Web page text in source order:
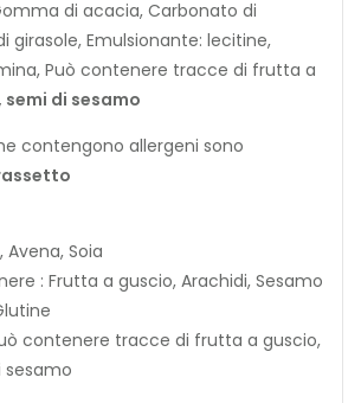
di acacia, Carbonato di
girasole, Emulsionante: lecitine,
Può contenere tracce di frutta a
semi di sesamo
contengono allergeni sono
Soia
: Frutta a guscio, Arachidi, Sesamo
contenere tracce di frutta a guscio,
sesamo